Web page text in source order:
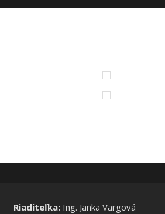
Riaditeľka:Ing. Janka Vargová